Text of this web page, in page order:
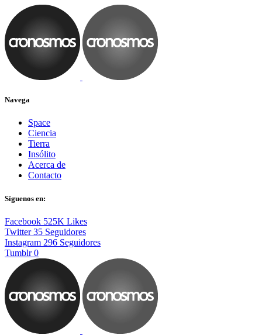
Navega
Space
Ciencia
Tierra
Insólito
Acerca de
Contacto
Síguenos en:
Facebook 525K Likes
Twitter 35 Seguidores
Instagram 296 Seguidores
Tumblr 0